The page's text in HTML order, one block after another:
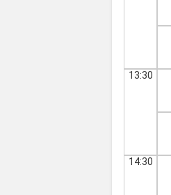
13:30
14:30